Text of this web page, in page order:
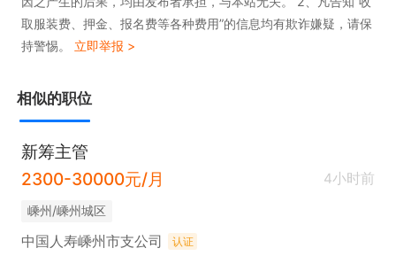
取服装费、押金、报名费等各种费用”的信息均有欺诈嫌疑，请保
持警惕。 立即举报 >
相似的职位
新筹主管
2300-30000元/月
4小时前
嵊州/嵊州城区
中国人寿嵊州市支公司 认证